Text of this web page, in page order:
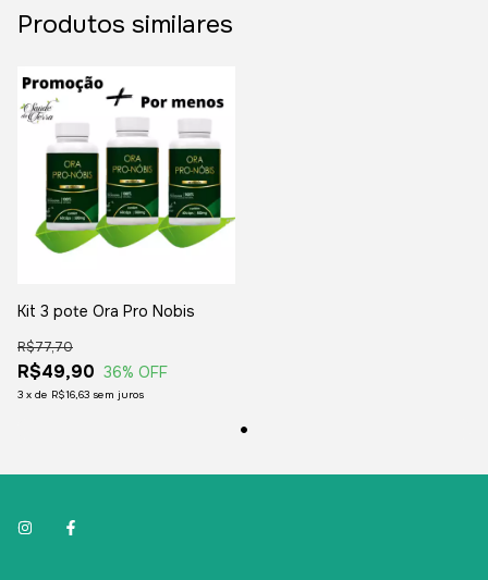
Produtos similares
Kit 3 pote Ora Pro Nobis
R$49,90
R$77,70
36% OFF
3 x de R$16,63 sem juros